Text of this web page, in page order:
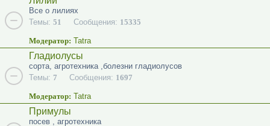
Все о лилиях
Темы: 51 Сообщения: 15335
Модератор: Tatra
Гладиолусы
сорта, агротехника ,болезни гладиолусов
Темы: 7 Сообщения: 1697
Модератор: Tatra
Примулы
посев , агротехника